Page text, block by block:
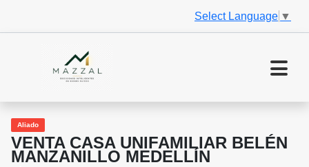
Select Language ▼
Aliado
VENTA CASA UNIFAMILIAR BELÉN
MANZANILLO MEDELLÍN